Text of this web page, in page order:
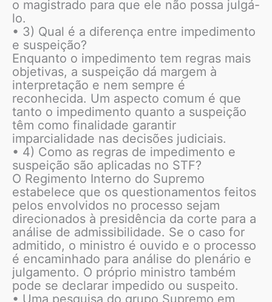
o magistrado para que ele não possa julgá-
lo.
• 3) Qual é a diferença entre impedimento
e suspeição?
Enquanto o impedimento tem regras mais
objetivas, a suspeição dá margem à
interpretação e nem sempre é
reconhecida. Um aspecto comum é que
tanto o impedimento quanto a suspeição
têm como finalidade garantir
imparcialidade nas decisões judiciais.
• 4) Como as regras de impedimento e
suspeição são aplicadas no STF?
O Regimento Interno do Supremo
estabelece que os questionamentos feitos
pelos envolvidos no processo sejam
direcionados à presidência da corte para a
análise de admissibilidade. Se o caso for
admitido, o ministro é ouvido e o processo
é encaminhado para análise do plenário e
julgamento. O próprio ministro também
pode se declarar impedido ou suspeito.